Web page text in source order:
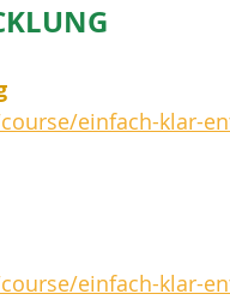
einfach-klar-
einfach-klar-